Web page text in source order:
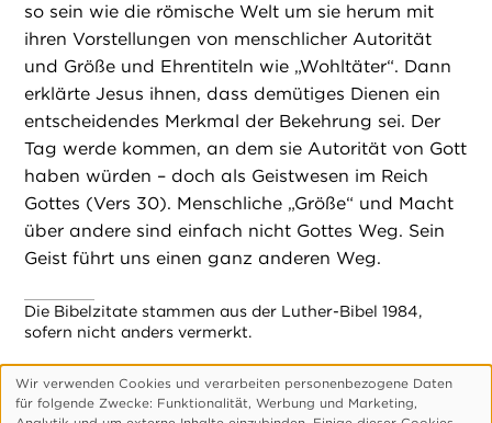
so sein wie die römische Welt um sie herum mit
ihren Vorstellungen von menschlicher Autorität
und Größe und Ehrentiteln wie „Wohltäter“. Dann
erklärte Jesus ihnen, dass demütiges Dienen ein
entscheidendes Merkmal der Bekehrung sei. Der
Tag werde kommen, an dem sie Autorität von Gott
haben würden – doch als Geistwesen im Reich
Gottes (Vers 30). Menschliche „Größe“ und Macht
über andere sind einfach nicht Gottes Weg. Sein
Geist führt uns einen ganz anderen Weg.
Die Bibelzitate stammen aus der Luther-Bibel 1984,
sofern nicht anders vermerkt.
Verwendung
Wir verwenden Cookies und verarbeiten personenbezogene Daten
für folgende Zwecke: Funktionalitӓt, Werbung und Marketing,